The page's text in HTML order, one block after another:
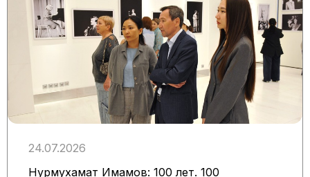
24.07.2026
Нурмухамат Имамов: 100 лет. 100